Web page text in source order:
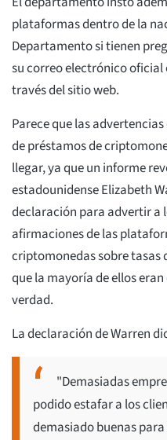
plataformas dentro de la
Departamento si tienen
su correo electrónico
través del sitio web.
Parece que las
de préstamos de
llegar, ya que un informe
estadounidense Elizabeth
declaración para advertir a
afirmaciones de las
criptomonedas sobre tasas
que la mayoría de ellos
verdad.
La declaración de Warren
"Demasiadas
podido estafar a los
demasiado buenas